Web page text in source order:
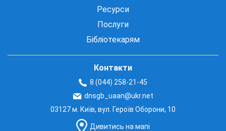
Ресурси
Послуги
Бібліотекарям
Контакти
8 (044) 258-21-45
dnsgb_uaan@ukr.net
03127 м. Київ, вул. Героїв Оборони, 10
Дивитись на мапі